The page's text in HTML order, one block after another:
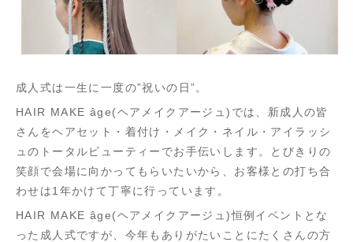
成人式は一生に一度の”祝いの日”。
HAIR MAKE âge(ヘアメイクアージュ)では、新成人の皆
さんをヘアセット・着付け・メイク・ネイル・アイラッシ
ュのトータルビューティーでお手伝いします。とびきりの
笑顔で会場に向かってもらいたいから、お客様との打ち合
わせは1年かけて丁寧に行っています。
HAIR MAKE âge(ヘアメイクアージュ)恒例イベントとな
った成人式ですが、今年もありがたいことにたくさんの方